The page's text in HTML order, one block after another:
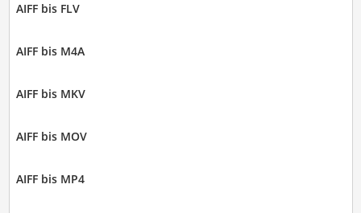
AIFF bis FLV
AIFF bis M4A
AIFF bis MKV
AIFF bis MOV
AIFF bis MP4